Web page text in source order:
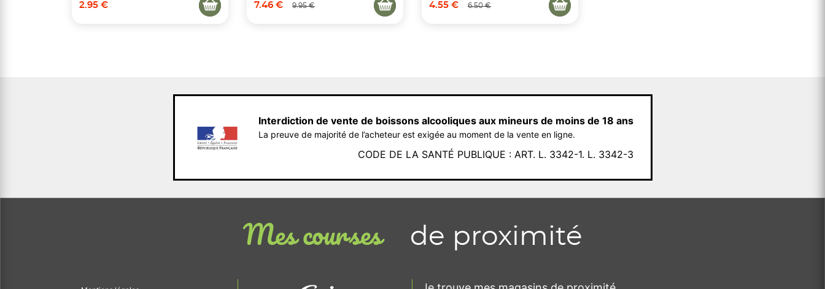
2.95 € 7.46 € 9.95 € 4.55 € 6.50 €
Interdiction de vente de boissons alcooliques aux mineurs de moins de 18 ans
La preuve de majorité de l’acheteur est exigée au moment de la vente en ligne.
CODE DE LA SANTÉ PUBLIQUE : ART. L. 3342-1. L. 3342-3
Mes courses de proximité